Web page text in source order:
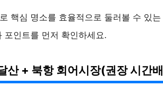
핵심 명소를 효율적으로 둘러볼 수 있
포인트를 먼저 확인하세요.
산 + 북항 회어시장(권장 시간